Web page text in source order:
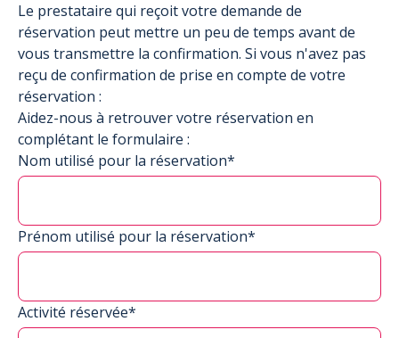
Le prestataire qui reçoit votre demande de
réservation peut mettre un peu de temps avant de
vous transmettre la confirmation. Si vous n'avez pas
reçu de confirmation de prise en compte de votre
réservation :
Aidez-nous à retrouver votre réservation en
complétant le formulaire :
Nom utilisé pour la réservation*
Prénom utilisé pour la réservation*
Activité réservée*